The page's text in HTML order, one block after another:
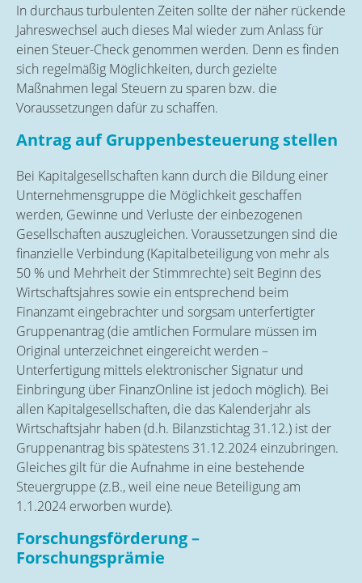
In durchaus turbulenten Zeiten sollte der näher rückende
Jahreswechsel auch dieses Mal wieder zum Anlass für
einen Steuer-Check genommen werden. Denn es finden
sich regelmäßig Möglichkeiten, durch gezielte
Maßnahmen legal Steuern zu sparen bzw. die
Voraussetzungen dafür zu schaffen.
Antrag auf Gruppenbesteuerung stellen
Bei Kapitalgesellschaften kann durch die Bildung einer
Unternehmensgruppe die Möglichkeit geschaffen
werden, Gewinne und Verluste der einbezogenen
Gesellschaften auszugleichen. Voraussetzungen sind die
finanzielle Verbindung (Kapitalbeteiligung von mehr als
50 % und Mehrheit der Stimmrechte) seit Beginn des
Wirtschaftsjahres sowie ein entsprechend beim
Finanzamt eingebrachter und sorgsam unterfertigter
Gruppenantrag (die amtlichen Formulare müssen im
Original unterzeichnet eingereicht werden –
Unterfertigung mittels elektronischer Signatur und
Einbringung über FinanzOnline ist jedoch möglich). Bei
allen Kapitalgesellschaften, die das Kalenderjahr als
Wirtschaftsjahr haben (d.h. Bilanzstichtag 31.12.) ist der
Gruppenantrag bis spätestens 31.12.2024 einzubringen.
Gleiches gilt für die Aufnahme in eine bestehende
Steuergruppe (z.B., weil eine neue Beteiligung am
1.1.2024 erworben wurde).
Forschungsförderung –
Forschungsprämie